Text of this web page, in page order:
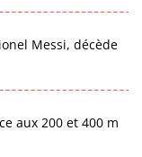
Messi, décède
aux 200 et 400 m